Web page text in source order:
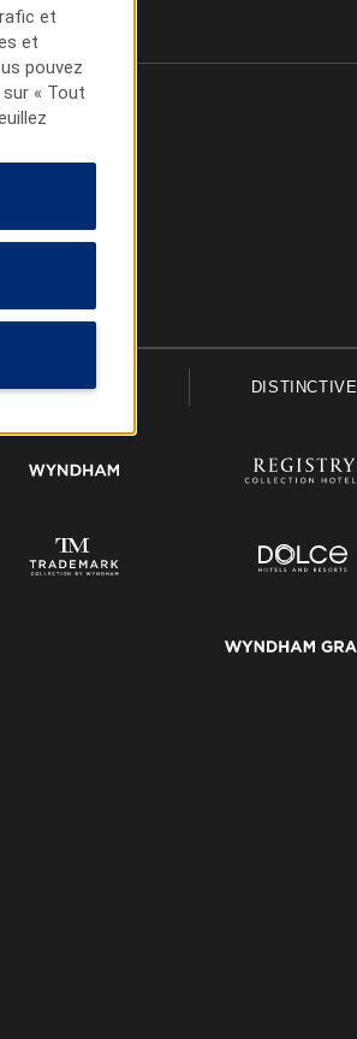
UPSCALE DISTINCTIVE
et
et
pouvez
« Tout